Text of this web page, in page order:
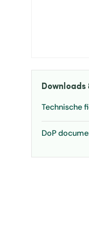
Technische
DoP